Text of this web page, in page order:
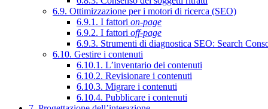
6.9. Ottimizzazione per i motori di ricerca (SEO)
6.9.1. I fattori on-page
6.9.2. I fattori off-page
6.9.3. Strumenti di diagnostica SEO: Search
6.10. Gestire i contenuti
6.10.1. L’inventario dei contenuti
6.10.2. Revisionare i contenuti
6.10.3. Migrare i contenuti
6.10.4. Pubblicare i contenuti